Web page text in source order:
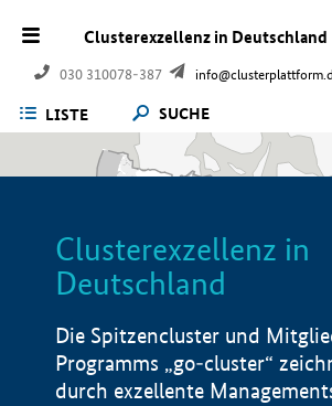
Clusterexzellenz in Deutschland
030 310078-387
LISTE SUCHE
Clusterexzellenz in
Deutschland
Die Spitzencluster und
Programms „go-cluster“
durch exzellente